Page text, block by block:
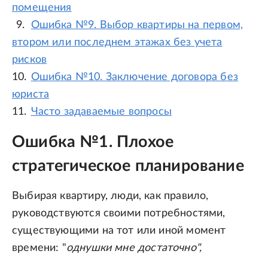
помещения
Ошибка №9. Выбор квартиры на первом,
втором или последнем этажах без учета
рисков
Ошибка №10. Заключение договора без
юриста
Часто задаваемые вопросы
Ошибка №1. Плохое
стратегическое планирование
Выбирая квартиру, люди, как правило,
руководствуются своими потребностями,
существующими на тот или иной момент
времени: "однушки мне достаточно",